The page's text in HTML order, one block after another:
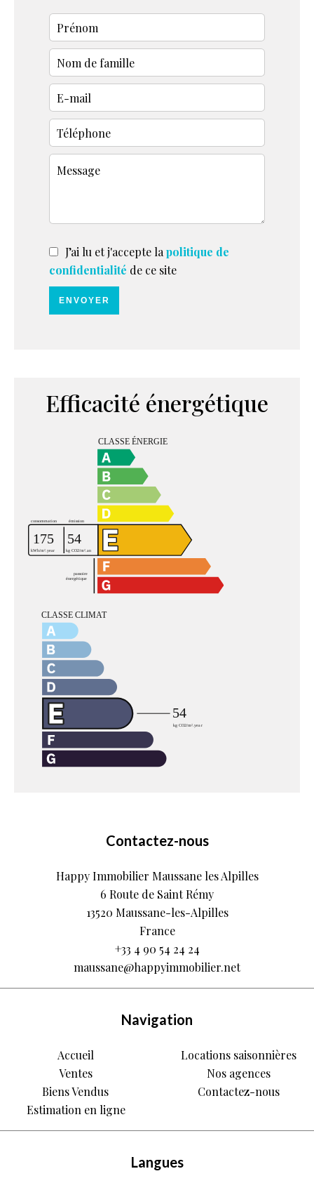
J’ai lu et j'accepte la politique de
confidentialité de ce site
ENVOYER
Efficacité énergétique
Contactez-nous
Happy Immobilier Maussane les Alpilles
6 Route de Saint Rémy
13520 Maussane-les-Alpilles
France
+33 4 90 54 24 24
maussane@happyimmobilier.net
Navigation
Accueil
Ventes
Biens Vendus
Estimation en ligne
Locations saisonnières
Nos agences
Contactez-nous
Langues